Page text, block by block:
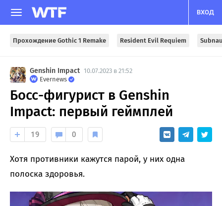
ВХОД
Прохождение Gothic 1 Remake Resident Evil Requiem
Genshin Impact 10.07.2023 в 21:52
Evernews
Босс-фигурист в Genshin
Impact: первый геймплей
19 0
Хотя противники кажутся парой, у них одна
полоска здоровья.